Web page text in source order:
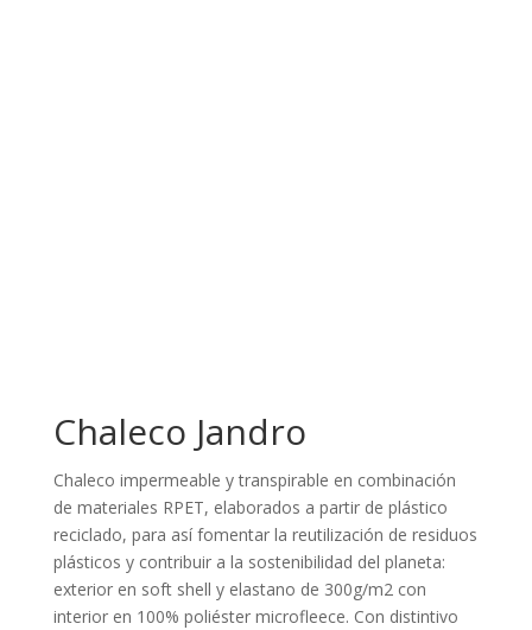
Chaleco Jandro
Chaleco impermeable y transpirable en combinación
de materiales RPET, elaborados a partir de plástico
reciclado, para así fomentar la reutilización de residuos
plásticos y contribuir a la sostenibilidad del planeta:
exterior en soft shell y elastano de 300g/m2 con
interior en 100% poliéster microfleece. Con distintivo